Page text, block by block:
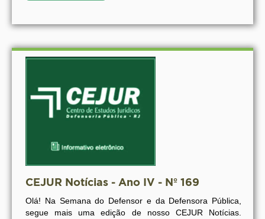
CEJUR Notícias - Ano IV - Nº 169
Olá! Na Semana do Defensor e da Defensora Pública,
segue mais uma edição de nosso CEJUR Notícias.